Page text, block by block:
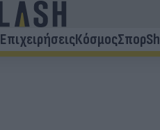
ΕπιχειρήσειςΚόσμοςΣπορ